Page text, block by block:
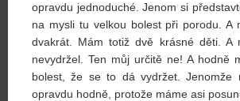
opravdu jednoduché. Jenom si
na mysli tu velkou bolest při porodu.
dvakrát. Mám totiž dvě krásné děti.
nevydržel. Ten můj určitě ne! A
bolest, že se to dá vydržet.
opravdu hodně, protože máme asi